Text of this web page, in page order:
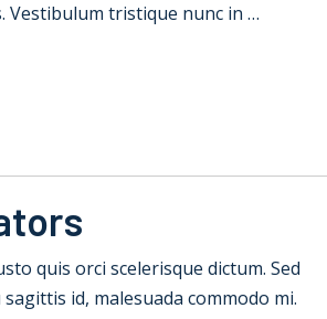
Vestibulum tristique nunc in …
quis orci scelerisque dictum. Sed
id, malesuada commodo mi.